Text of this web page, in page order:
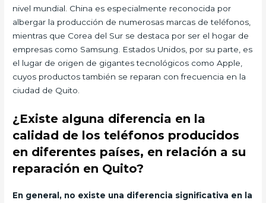
nivel mundial. China es especialmente reconocida por
albergar la producción de numerosas marcas de teléfonos,
mientras que Corea del Sur se destaca por ser el hogar de
empresas como Samsung. Estados Unidos, por su parte, es
el lugar de origen de gigantes tecnológicos como Apple,
cuyos productos también se reparan con frecuencia en la
ciudad de Quito.
¿Existe alguna diferencia en la
calidad de los teléfonos producidos
en diferentes países, en relación a su
reparación en Quito?
En general, no existe una diferencia significativa en la